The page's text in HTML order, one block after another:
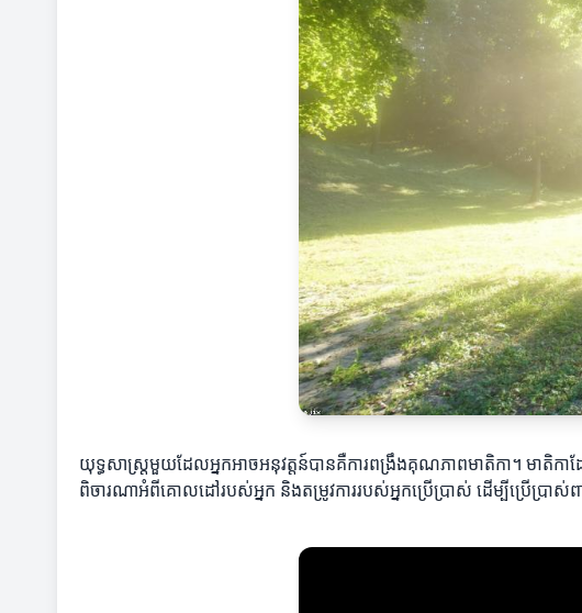
យុទ្ធសាស្ត្រមួយដែលអ្នកអាចអនុវត្តន៍បានគឺការពង្រឹងគុណភាពមាតិកា។ មា
ពិចារណាអំពីគោលដៅរបស់អ្នក និងតម្រូវការរបស់អ្នកប្រើប្រាស់ ដើម្បីប្រើប្រាស់ព